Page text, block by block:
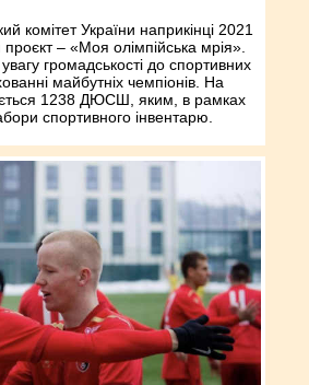
комітет України наприкінці 2021
– «Моя олімпійська мрія».
громадськості до спортивних
майбутніх чемпіонів. На
1238 ДЮСШ, яким, в рамках
спортивного інвентарю.